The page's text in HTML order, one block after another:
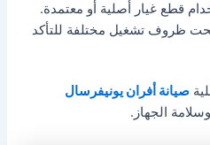
قطع غيار أصلية أو معتمدة.
ظروف تشغيل مختلفة للتأكد
صيانة أفران يونيفرسال
الجهاز.